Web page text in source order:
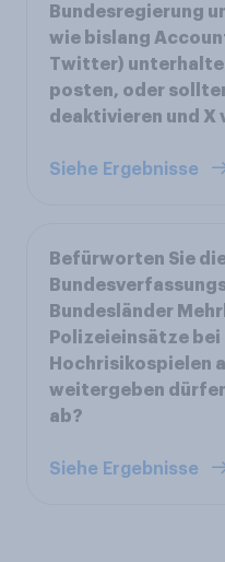
Bundesregierung
wie bislang
Twitter)
posten, oder
deaktivieren und X
Siehe Ergebnisse
Befürworten Sie
Bundesländer
Polizeieinsätze bei
Hochrisikospielen
weitergeben
ab?
Siehe Ergebnisse